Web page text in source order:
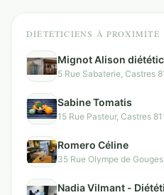
DIÉTÉTICIENS À PROXIMITÉ
Mignot Alison
5 Rue Sabaterie, Castres
Sabine Tomatis
15 Rue Pasteur, Castres
Romero Céline
35 Rue Olympe de
Nadia Vilmant -